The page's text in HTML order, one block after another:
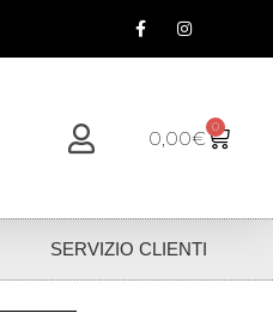
0,00€ 0
SERVIZIO CLIENTI